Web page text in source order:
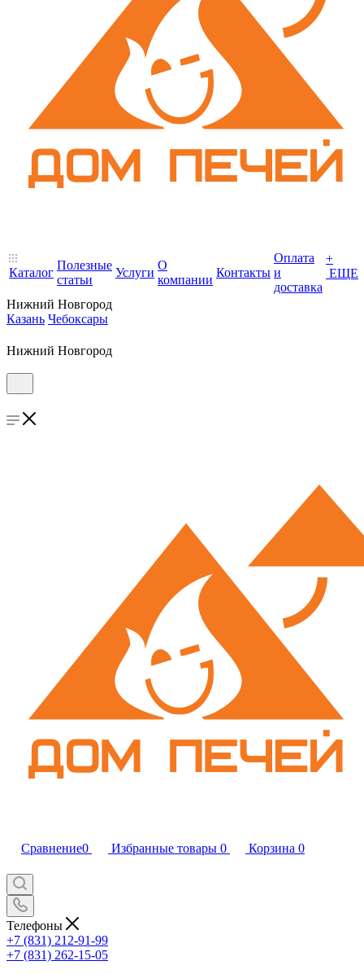
Каталог
Полезные
статьи
Услуги
О
компании
Контакты
Оплата
и
доставка
+
ЕЩЕ
Нижний Новгород
Казань Чебоксары
Нижний Новгород
Сравнение0 Избранные товары 0 Корзина 0
Телефоны
+7 (831) 212-91-99
+7 (831) 262-15-05